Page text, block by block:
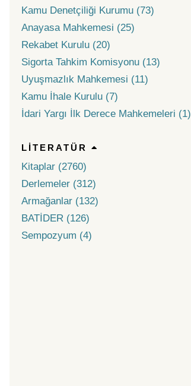
Kamu Denetçiliği Kurumu (73)
Anayasa Mahkemesi (25)
Rekabet Kurulu (20)
Sigorta Tahkim Komisyonu (13)
Uyuşmazlık Mahkemesi (11)
Kamu İhale Kurulu (7)
İdari Yargı İlk Derece Mahkemeleri (1)
LITERATÜR
Kitaplar (2760)
Derlemeler (312)
Armağanlar (132)
BATİDER (126)
Sempozyum (4)